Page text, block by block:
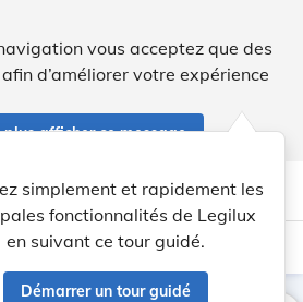
vous acceptez que des
d’améliorer votre expérience
plus afficher ce message
account_circle help Aide
simplement et rapidement les
fonctionnalités de Legilux
en suivant ce tour guidé.
Démarrer un tour guidé
light_mode dark_mode